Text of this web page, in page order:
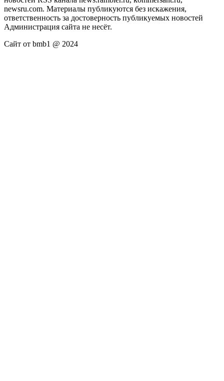
newsru.com. Материалы публикуются без искажения,
ответственность за достоверность публикуемых новостей
Администрация сайта не несёт.
Сайт от bmb1 @ 2024